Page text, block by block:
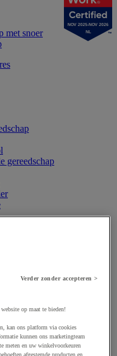
met snoer
gereedschap
NOV 2025-NOV 2026
NL
Verder zonder accepteren >
op maat te bieden!
kan ons platform via cookies
kunnen ons marketingteam
meten en uw winkelvoorkeuren